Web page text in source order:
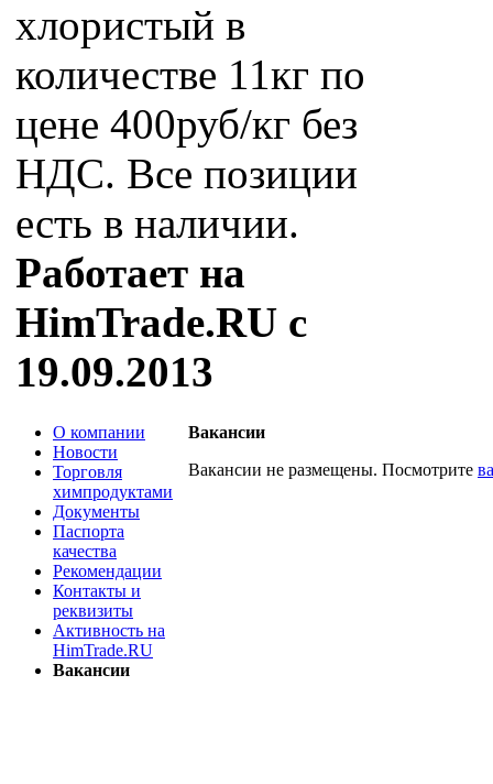
хлористый в
количестве 11кг по
цене 400руб/кг без
НДС. Все позиции
есть в наличии.
Работает на
HimTrade.RU с
19.09.2013
О компании
Новости
Торговля
химпродуктами
Документы
Паспорта
качества
Рекомендации
Контакты и
реквизиты
Активность на
HimTrade.RU
Вакансии
Вакансии
Вакансии не размещены. Посмотрите